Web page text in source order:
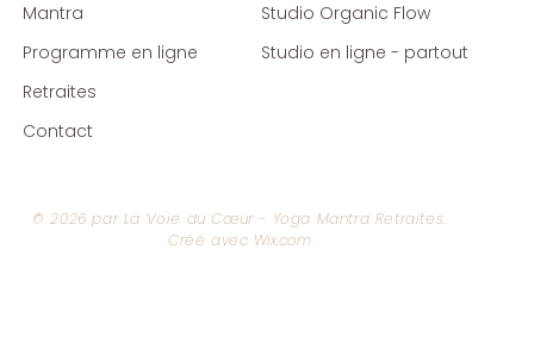
Mantra
Programme en ligne
Retraites
Contact
Studio Organic Flow
Studio en ligne - partout
​© 2026 par La Voie duCœur- Yoga Mantra Retraites.
Créé avec Wix.com